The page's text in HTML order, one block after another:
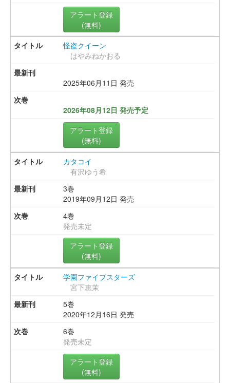
アラート登録
(無料)
怪盗クイーン
はやみねかおる
2025年06月11日 発売
2026年08月12日 発売予定
アラート登録
(無料)
カタコイ
有沢ゆう希
3巻
2019年09月12日 発売
4巻
発売未定
アラート登録
(無料)
学園ファイブスターズ
宮下恵茉
5巻
2020年12月16日 発売
6巻
発売未定
アラート登録
(無料)